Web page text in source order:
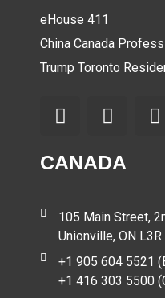
eHouse 411
China Canada
Trump Toronto
CANADA
105 Main Street,
Unionville, ON L3R
+1 905 604 5521
+1 416 303 5500